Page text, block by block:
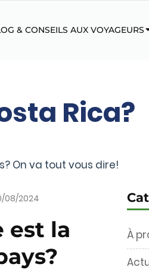
& CONSEILS AUX VOYAGEURS
Rica?
On va tout vous dire!
08/2024
est la
À